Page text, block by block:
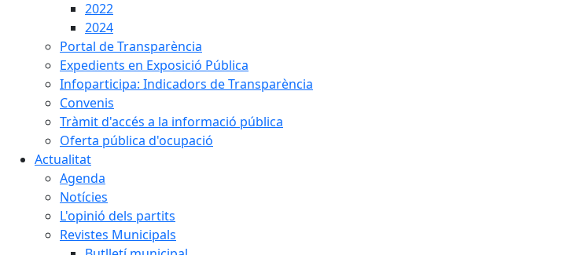
2022
2024
Portal de Transparència
Expedients en Exposició Pública
Infoparticipa: Indicadors de Transparència
Convenis
Tràmit d'accés a la informació pública
Oferta pública d'ocupació
Actualitat
Agenda
Notícies
L'opinió dels partits
Revistes Municipals